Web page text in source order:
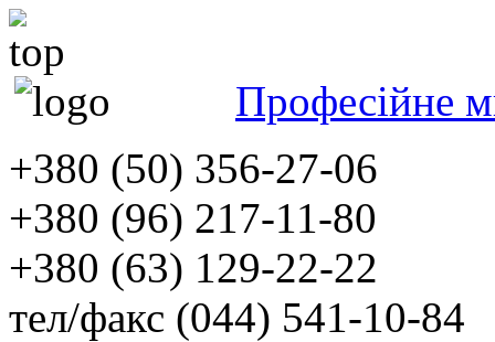
Професійне
+380 (50) 356-27-06
+380 (96) 217-11-80
+380 (63) 129-22-22
тел/факс (044) 541-10-84